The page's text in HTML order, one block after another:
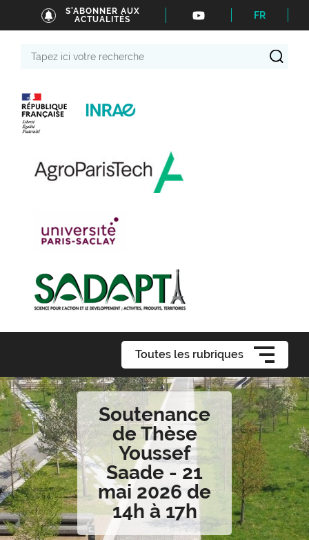
S'ABONNER AUX
ACTUALITÉS
FR
Toutes les rubriques
Soutenance
de Thèse
Youssef
Saade - 21
mai 2026 de
14h à 17h